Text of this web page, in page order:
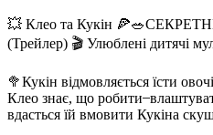
💥 Клео та Кукiн
(Трейлер) 🎬 Улюблені дитячі
🥦Кукін відмовляється їсти
Клео знає, що робити
вдасться їй вмовити Кукіна